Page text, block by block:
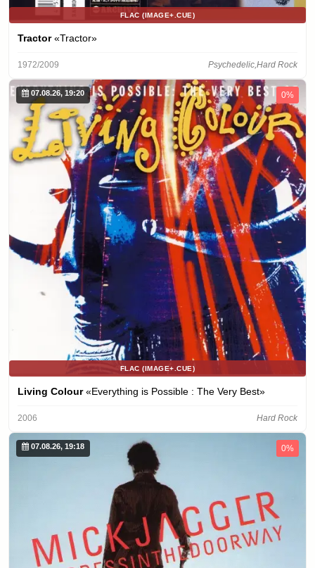
FLAC (IMAGE+.CUE)
Tractor«Tractor»
1972/2009 Psychedelic,Hard Rock
07.08.26, 19:20 0%
FLAC (IMAGE+.CUE)
Living Colour«Everything is Possible : The Very Best»
2006 Hard Rock
07.08.26, 19:18 0%